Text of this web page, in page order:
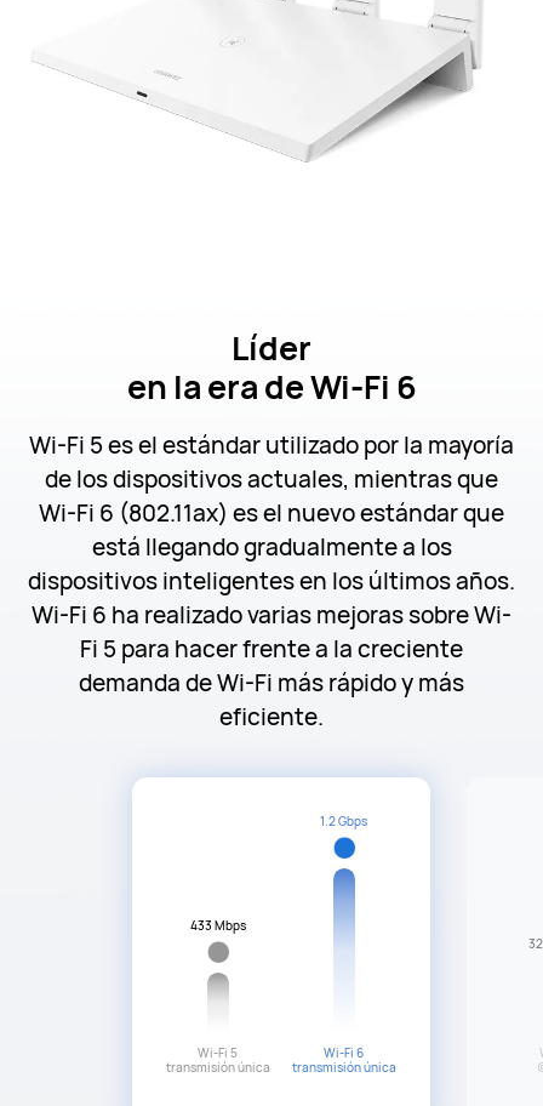
Líder
en la era de Wi-Fi 6
Wi-Fi 5 es el estándar utilizado por la mayoría
de los dispositivos actuales, mientras que
Wi-Fi 6 (802.11ax) es el nuevo estándar que
está llegando gradualmente a los
dispositivos inteligentes en los últimos años.
Wi-Fi 6 ha realizado varias mejoras sobre Wi-
Fi 5 para hacer frente a la creciente
demanda de Wi-Fi más rápido y más
eficiente.
433 Mbps
Wi-Fi 5
transmisión única
1.2 Gbps
Wi-Fi 6
transmisión única